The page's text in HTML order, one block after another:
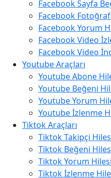
Facebook Sayfa
Facebook
Facebook Yorum
Facebook Video
Facebook Video
Youtube Araçları
Youtube Abone
Youtube Beğeni
Youtube Yorum
Youtube İzlenme
Tiktok Araçları
Tiktok Takipçi
Tiktok Beğeni
Tiktok Yorum Hilesi
Tiktok İzlenme